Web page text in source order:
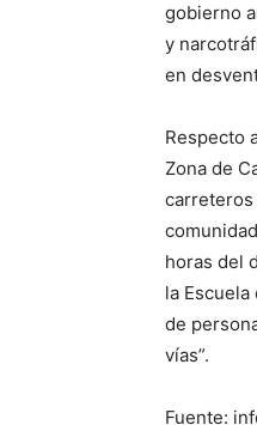
gobierno
y
en
Respecto
Zona de
carreteros
horas del
la
de
vías”.
Fuente: